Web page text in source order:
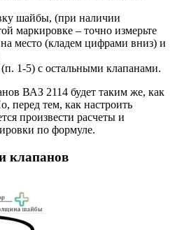
шайбы, (при наличии
маркировке – точно измерьте
место (кладем цифрами вниз) и
1-5) с остальными клапанами.
ВАЗ 2114 будет таким же, как
перед тем, как настроить
произвести расчеты и
по формуле.
клапанов